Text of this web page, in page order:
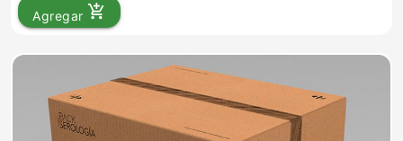
Agregar add_shopping_cart